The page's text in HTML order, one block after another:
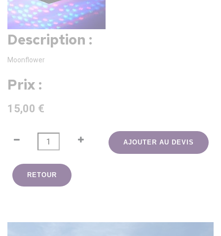
Description :
Moonflower
Prix :
15,00 €
AJOUTER AU DEVIS
RETOUR